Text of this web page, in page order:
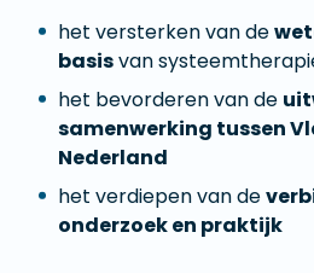
het versterken van de
basisvan
het bevorderen van de
samenwerking tussen
Nederland
het verdiepen van de
onderzoek en praktijk